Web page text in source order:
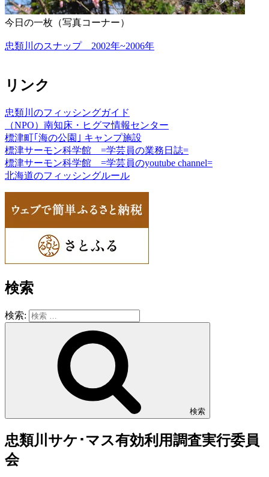
今日の一枚（写真コーナー）
忠類川のスナップ 2002年~2006年
リンク
忠類川のフィッシングガイド
（NPO）南知床・ヒグマ情報センター
標津町｢海の公園｣ キャンプ施設
標津サーモン科学館 =学芸員の業務日誌=
標津サーモン科学館 =学芸員のyoutube channel=
北海道のフィッシングルール
検索
検索:
検索
忠類川サケ･マス有効利用調査実行委員
会